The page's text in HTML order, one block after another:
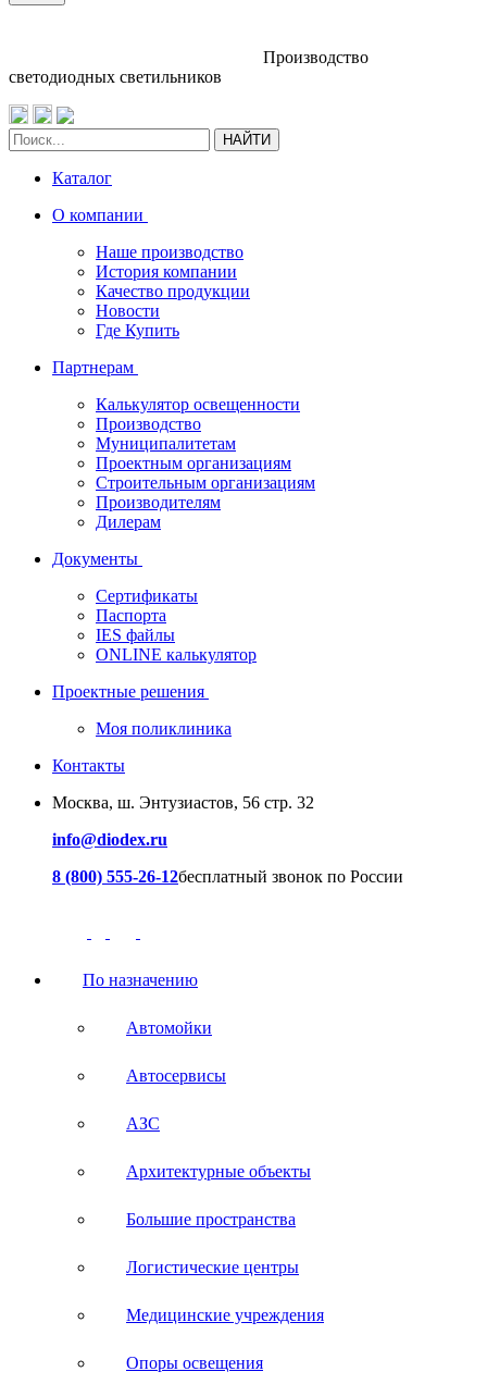
Производство
светодиодных светильников
НАЙТИ
Каталог
О компании
Наше производство
История компании
Качество продукции
Новости
Где Купить
Партнерам
Калькулятор освещенности
Производство
Муниципалитетам
Проектным организациям
Строительным организациям
Производителям
Дилерам
Документы
Сертификаты
Паспорта
IES файлы
ONLINE калькулятор
Проектные решения
Моя поликлиника
Контакты
Москва, ш. Энтузиастов, 56 стр. 32
info@diodex.ru
8 (800) 555-26-12бесплатный звонок по России
По назначению
Автомойки
Автосервисы
АЗС
Архитектурные объекты
Большие пространства
Логистические центры
Медицинские учреждения
Опоры освещения